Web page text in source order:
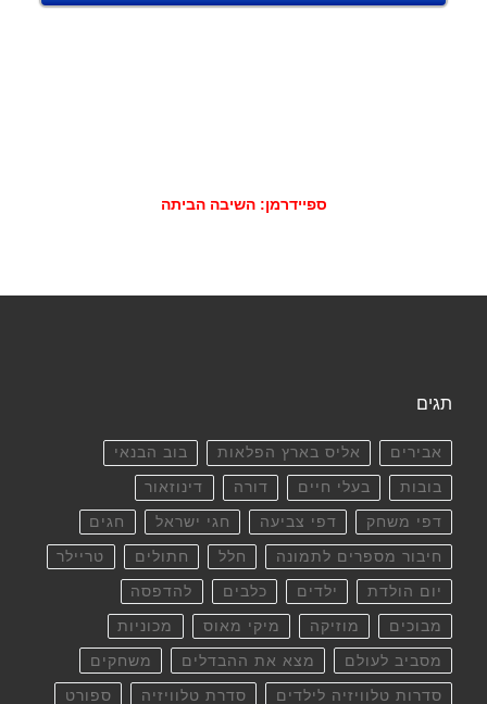
ספיידרמן: השיבה הביתה
תגים
אבירים אליס בארץ הפלאות בוב הבנאי
בובות בעלי חיים דורה דינוזאור
דפי משחק דפי צביעה חגי ישראל חגים
חיבור מספרים לתמונה חלל חתולים טריילר
יום הולדת ילדים כלבים להדפסה
מבוכים מוזיקה מיקי מאוס מכוניות
מסביב לעולם מצא את ההבדלים משחקים
סדרות טלוויזיה לילדים סדרת טלוויזיה ספורט